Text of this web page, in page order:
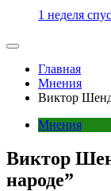
1 неделя
Главная
Мнения
Виктор
Мнения
Виктор
народе”